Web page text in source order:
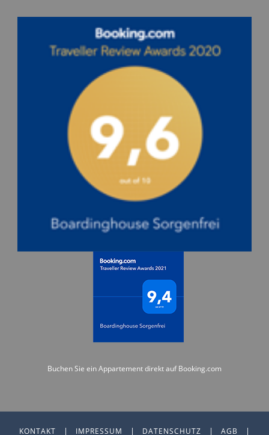
Buchen Sie ein Appartement direkt auf Booking.com
KONTAKT | IMPRESSUM | DATENSCHUTZ | AGB |